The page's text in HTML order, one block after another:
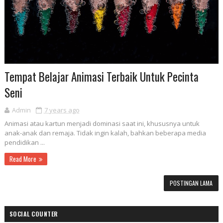
Tempat Belajar Animasi Terbaik Untuk Pecinta
Seni
Admin
7 years ago
Animasi atau kartun menjadi dominasi saat ini, khususnya untuk
anak-anak dan remaja. Tidak ingin kalah, bahkan beberapa media
pendidikan ...
Read More
POSTINGAN LAMA
SOCIAL COUNTER